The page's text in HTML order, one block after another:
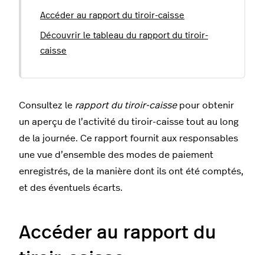
Accéder au rapport du tiroir-caisse
Découvrir le tableau du rapport du tiroir-
caisse
Consultez le rapport du tiroir-caissepour obtenir
un aperçu de l’activité du tiroir-caisse tout au long
de la journée. Ce rapport fournit aux responsables
une vue d’ensemble des modes de paiement
enregistrés, de la manière dont ils ont été comptés,
et des éventuels écarts.
Accéder au rapport du